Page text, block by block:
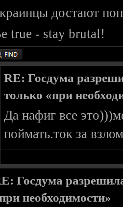
достают
true - stay brutal!
RE: Госдума
только «при
Да нафиг все
поймать.ток за
Госдума
необходимости»